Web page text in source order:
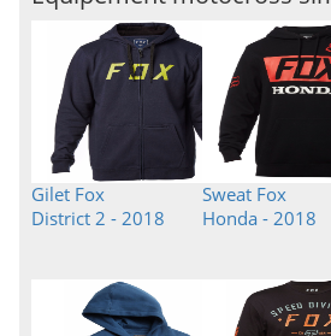
Gilet Fox
District 2 - 2018
Sweat Fox
Honda - 2018